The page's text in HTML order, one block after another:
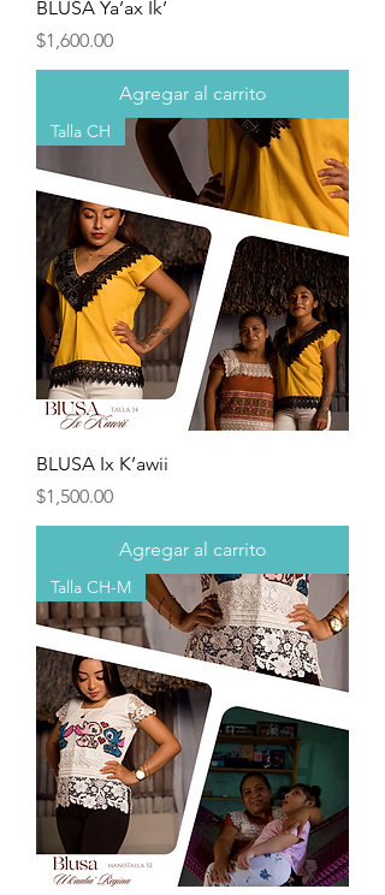
BLUSA Ya’ax Ik’
Precio
$1,600.00
Agregar al carrito
Talla CH
BLUSA Ix K’awii
Precio
$1,500.00
Agregar al carrito
Talla CH-M